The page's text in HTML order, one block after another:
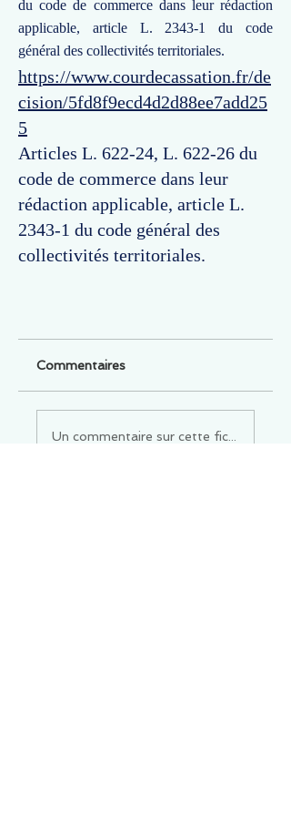
du code de commerce dans leur rédaction
applicable, article L. 2343-1 du code
général des collectivités territoriales.
https://www.courdecassation.fr/de
cision/5fd8f9ecd4d2d88ee7add25
5
Articles L. 622-24, L. 622-26 du
code de commerce dans leur
rédaction applicable, article L.
2343-1 du code général des
collectivités territoriales.
Commentaires
Un commentaire sur cette fiche ou cet